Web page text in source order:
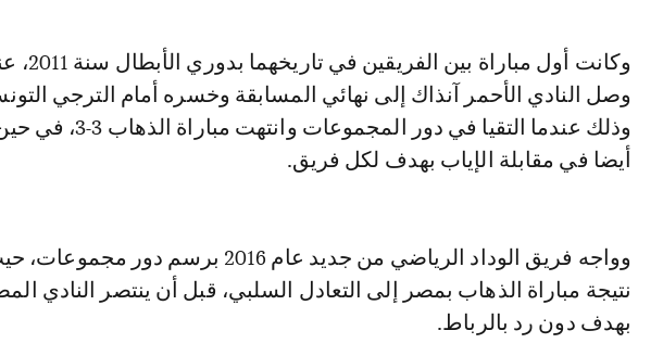
وكانت أول مباراة بين
وصل النادي الأحمر آنذاك إلى نهائي المسابقة وخسره أمام الترجي
وذلك عندما التقيا في دور المجموعات
أيضا في مقابلة الإياب بهدف لكل فريق.
وواجه فريق الوداد الرياضي من جديد عام 2016 برسم دور
نتيجة مباراة الذهاب بمصر إلى التعادل السلبي، قبل أن ينتصر النادي
بهدف دون رد بالرباط.